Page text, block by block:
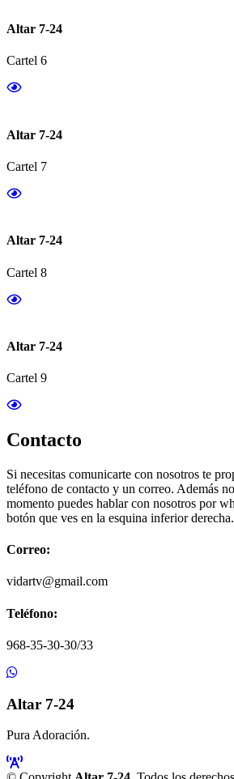
Altar 7-24
Cartel 6
Altar 7-24
Cartel 7
Altar 7-24
Cartel 8
Altar 7-24
Cartel 9
Contacto
Si necesitas comunicarte con nosotros te
teléfono de contacto y un correo. Además
momento puedes hablar con nosotros por
botón que ves en la esquina inferior derecha.
Correo:
vidartv@gmail.com
Teléfono:
968-35-30-30/33
Altar 7-24
Pura Adoración.